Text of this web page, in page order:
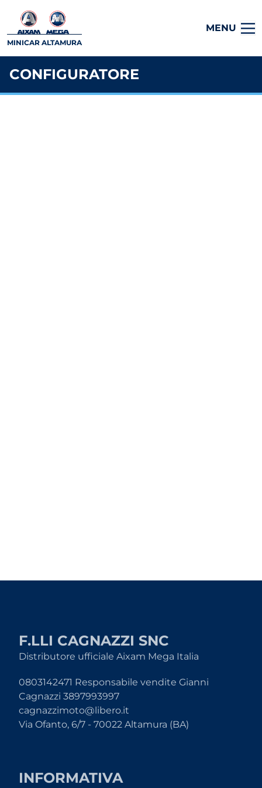
MINICAR ALTAMURA
MENU
CONFIGURATORE
F.LLI CAGNAZZI SNC
Distributore ufficiale Aixam Mega Italia
0803142471 Responsabile vendite Gianni
Cagnazzi 3897993997
cagnazzimoto@libero.it
Via Ofanto, 6/7 - 70022 Altamura (BA)
INFORMATIVA